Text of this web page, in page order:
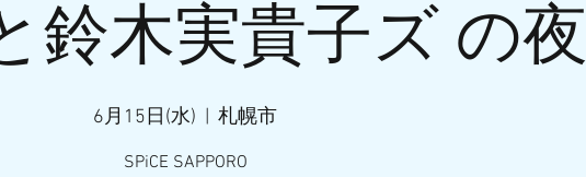
鈴木実貴子ズ の夜
6月15日(水) 札幌市
SPiCE SAPPORO